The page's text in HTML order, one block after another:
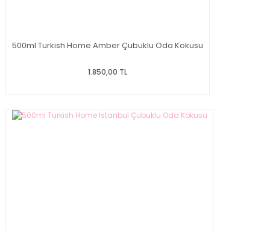
500ml Turkish Home Amber Çubuklu Oda Kokusu
1.850,00 TL